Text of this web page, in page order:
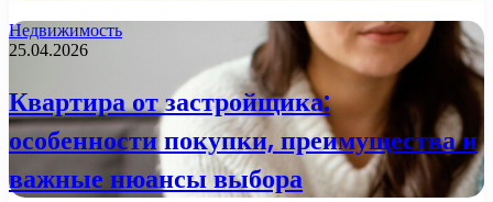
Недвижимость
25.04.2026
Квартира от застройщика:
особенности покупки, преимущества и
важные нюансы выбора